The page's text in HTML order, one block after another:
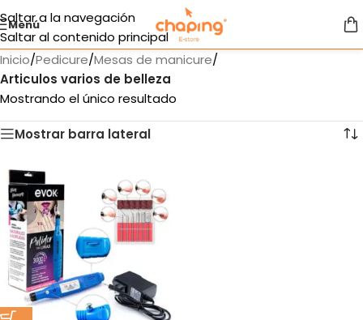
Saltar a la navegación
Saltar al contenido principal
Menú
Inicio/Pedicure/Mesas de manicure/
Articulos varios de belleza
Mostrando el único resultado
Mostrar barra lateral